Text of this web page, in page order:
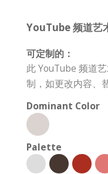
YouTube 频道
可定制的：
此 YouTube 频道
制，如更改内容、
Dominant Color
Palette